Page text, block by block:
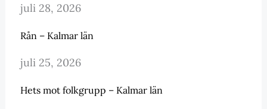
juli 28, 2026
Rån – Kalmar län
juli 25, 2026
Hets mot folkgrupp – Kalmar län